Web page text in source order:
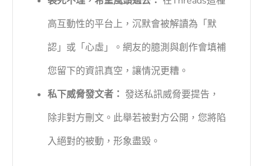
高互動性的平台上，沉默會被解讀為「默
認」或「心虛」。網友的臆測與創作會填補
您留下的資訊真空，讓情況更糟。
私下威脅發文者： 發送私訊威脅要提告，
除非對方刪文。此舉若被對方公開，您將陷
入絕對的被動，形象盡毀。